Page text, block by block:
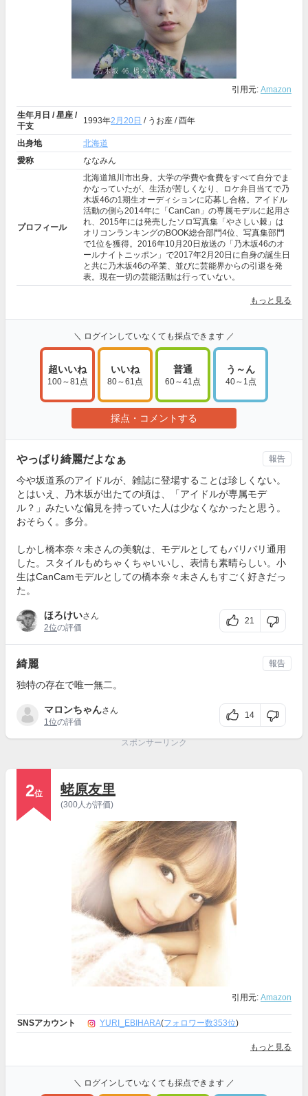
引用元: Amazon
生年月日 / 星座 /
干支
1993年2月20日 / うお座 / 酉年
出身地
北海道
愛称
ななみん
プロフィール
北海道旭川市出身。大学の学費や食費をすべて自分でま
かなっていたが、生活が苦しくなり、ロケ弁目当てで乃
木坂46の1期生オーディションに応募し合格。アイドル
活動の側ら2014年に「CanCan」の専属モデルに起用さ
れ、2015年には発売したソロ写真集「やさしい棘」は
オリコンランキングのBOOK総合部門4位、写真集部門
で1位を獲得。2016年10月20日放送の「乃木坂46のオ
ールナイトニッポン」で2017年2月20日に自身の誕生日
と共に乃木坂46の卒業、並びに芸能界からの引退を発
表。現在一切の芸能活動は行っていない。
もっと見る
＼ ログインしていなくても採点できます ／
超いいね
100～81点
いいね
80～61点
普通
60～41点
う～ん
40～1点
採点・コメントする
やっぱり綺麗だよなぁ
今や坂道系のアイドルが、雑誌に登場することは珍しくない。
とはいえ、乃木坂が出たての頃は、「アイドルが専属モデ
ル？」みたいな偏見を持っていた人は少なくなかったと思う。
おそらく。多分。
しかし橋本奈々未さんの美貌は、モデルとしてもバリバリ通用
した。スタイルもめちゃくちゃいいし、表情も素晴らしい。小
生はCanCamモデルとしての橋本奈々未さんもすごく好きだっ
た。
ほろけいさん
2位の評価
21
報告
綺麗
独特の存在で唯一無二。
マロンちゃんさん
1位の評価
14
報告
スポンサーリンク
2位 蛯原友里
(300人が評価)
引用元: Amazon
SNSアカウント YURI_EBIHARA(フォロワー数353位)
もっと見る
＼ ログインしていなくても採点できます ／